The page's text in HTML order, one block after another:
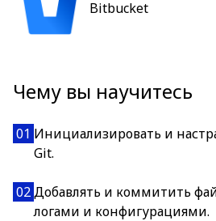
Bitbucket
Чему вы научитесь
01 Инициализировать и
Git.
02Добавлять и коммитить
логами и конфигурациями.